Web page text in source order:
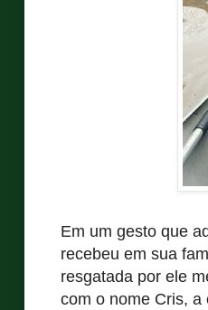
Em um gesto que
recebeu em sua
resgatada por ele
com o nome Cris, a